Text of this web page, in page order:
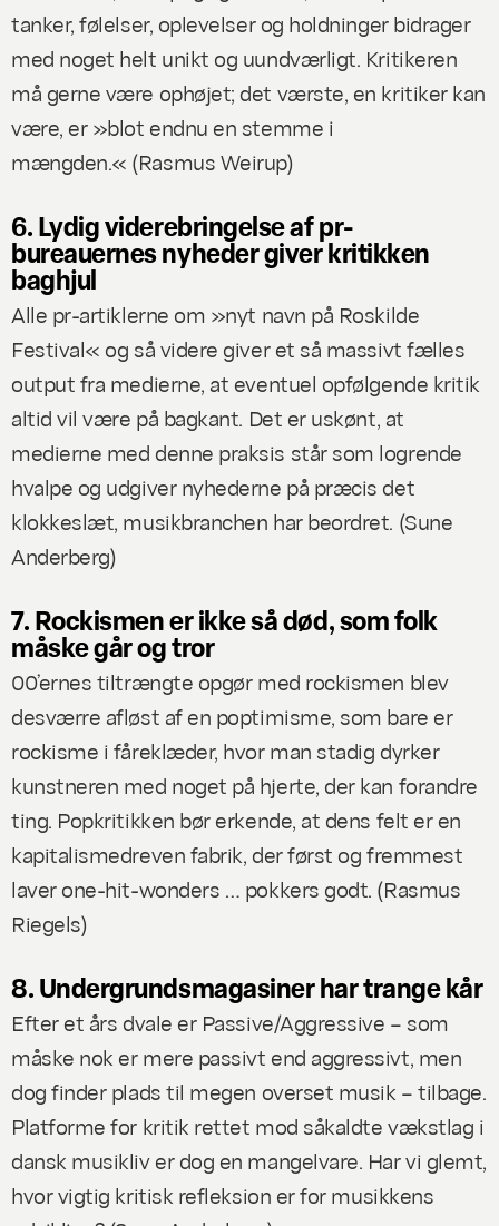
tanker, følelser, oplevelser og holdninger bidrager
med noget helt unikt og uundværligt. Kritikeren
må gerne være ophøjet; det værste, en kritiker kan
være, er »blot endnu en stemme i
mængden.« (Rasmus Weirup)
6. Lydig viderebringelse af pr-
bureauernes nyheder giver kritikken
baghjul
Alle pr-artiklerne om »nyt navn på Roskilde
Festival« og så videre giver et så massivt fælles
output fra medierne, at eventuel opfølgende kritik
altid vil være på bagkant. Det er uskønt, at
medierne med denne praksis står som logrende
hvalpe og udgiver nyhederne på præcis det
klokkeslæt, musikbranchen har beordret. (Sune
Anderberg)
7. Rockismen er ikke så død, som folk
måske går og tror
00’ernes tiltrængte opgør med rockismen blev
desværre afløst af en poptimisme, som bare er
rockisme i fåreklæder, hvor man stadig dyrker
kunstneren med noget på hjerte, der kan forandre
ting. Popkritikken bør erkende, at dens felt er en
kapitalismedreven fabrik, der først og fremmest
laver one-hit-wonders … pokkers godt. (Rasmus
Riegels)
8. Undergrundsmagasiner har trange kår
Efter et års dvale er Passive/Aggressive – som
måske nok er mere passivt end aggressivt, men
dog finder plads til megen overset musik – tilbage.
Platforme for kritik rettet mod såkaldte vækstlag i
dansk musikliv er dog en mangelvare. Har vi glemt,
hvor vigtig kritisk refleksion er for musikkens